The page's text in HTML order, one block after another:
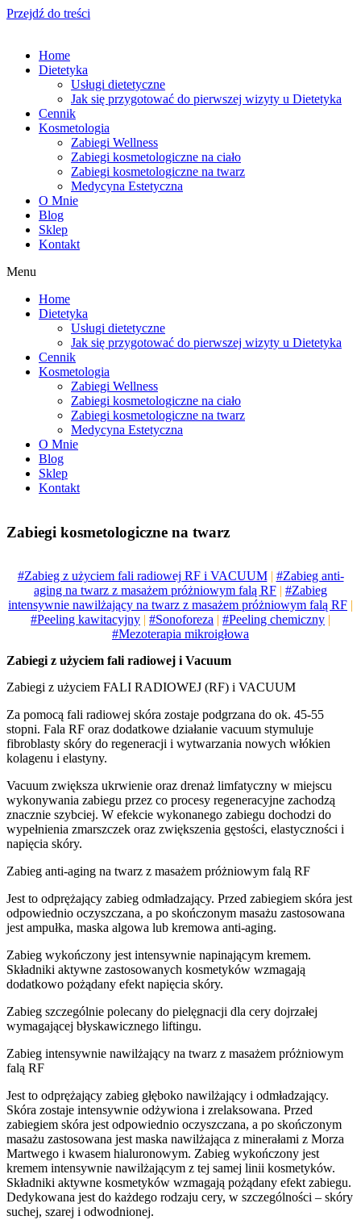
Przejdź do treści
Home
Dietetyka
Usługi dietetyczne
Jak się przygotować do pierwszej wizyty u Dietetyka
Cennik
Kosmetologia
Zabiegi Wellness
Zabiegi kosmetologiczne na ciało
Zabiegi kosmetologiczne na twarz
Medycyna Estetyczna
O Mnie
Blog
Sklep
Kontakt
Menu
Home
Dietetyka
Usługi dietetyczne
Jak się przygotować do pierwszej wizyty u Dietetyka
Cennik
Kosmetologia
Zabiegi Wellness
Zabiegi kosmetologiczne na ciało
Zabiegi kosmetologiczne na twarz
Medycyna Estetyczna
O Mnie
Blog
Sklep
Kontakt
Zabiegi kosmetologiczne na twarz
#Zabieg z użyciem fali radiowej RF i VACUUM | #Zabieg anti-
aging na twarz z masażem próżniowym falą RF | #Zabieg
intensywnie nawilżający na twarz z masażem próżniowym falą RF |
#Peeling kawitacyjny | #Sonoforeza | #Peeling chemiczny |
#Mezoterapia mikroigłowa
Zabiegi z użyciem fali radiowej i Vacuum
Zabiegi z użyciem FALI RADIOWEJ (RF) i VACUUM
Za pomocą fali radiowej skóra zostaje podgrzana do ok. 45-55
stopni. Fala RF oraz dodatkowe działanie vacuum stymuluje
fibroblasty skóry do regeneracji i wytwarzania nowych włókien
kolagenu i elastyny.
Vacuum zwiększa ukrwienie oraz drenaż limfatyczny w miejscu
wykonywania zabiegu przez co procesy regeneracyjne zachodzą
znacznie szybciej. W efekcie wykonanego zabiegu dochodzi do
wypełnienia zmarszczek oraz zwiększenia gęstości, elastyczności i
napięcia skóry.
Zabieg anti-aging na twarz z masażem próżniowym falą RF
Jest to odprężający zabieg odmładzający. Przed zabiegiem skóra jest
odpowiednio oczyszczana, a po skończonym masażu zastosowana
jest ampułka, maska algowa lub kremowa anti-aging.
Zabieg wykończony jest intensywnie napinającym kremem.
Składniki aktywne zastosowanych kosmetyków wzmagają
dodatkowo pożądany efekt napięcia skóry.
Zabieg szczególnie polecany do pielęgnacji dla cery dojrzałej
wymagającej błyskawicznego liftingu.
Zabieg intensywnie nawilżający na twarz z masażem próżniowym
falą RF
Jest to odprężający zabieg głęboko nawilżający i odmładzający.
Skóra zostaje intensywnie odżywiona i zrelaksowana. Przed
zabiegiem skóra jest odpowiednio oczyszczana, a po skończonym
masażu zastosowana jest maska nawilżająca z minerałami z Morza
Martwego i kwasem hialuronowym. Zabieg wykończony jest
kremem intensywnie nawilżającym z tej samej linii kosmetyków.
Składniki aktywne kosmetyków wzmagają pożądany efekt zabiegu.
Dedykowana jest do każdego rodzaju cery, w szczególności – skóry
suchej, szarej i odwodnionej.